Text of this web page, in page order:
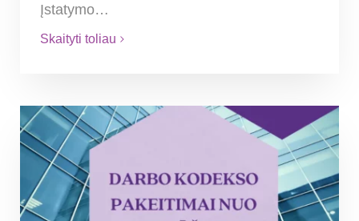
Įstatymo…
Skaityti toliau